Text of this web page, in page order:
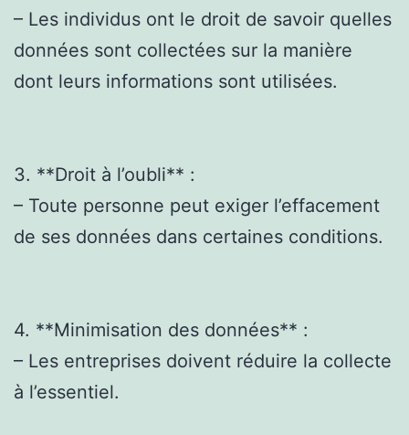
– Les individus ont le droit de savoir quelles
données sont collectées sur la manière
dont leurs informations sont utilisées.
3. **Droit à l’oubli** :
– Toute personne peut exiger l’effacement
de ses données dans certaines conditions.
4. **Minimisation des données** :
– Les entreprises doivent réduire la collecte
à l’essentiel.